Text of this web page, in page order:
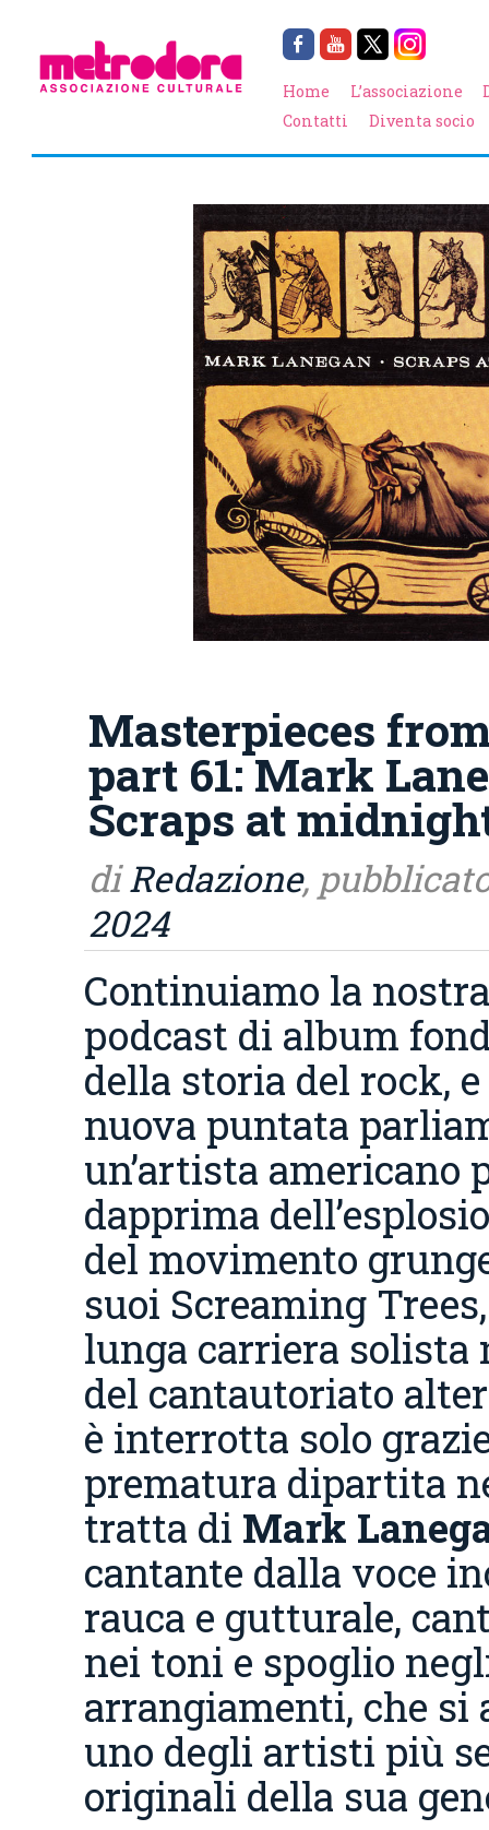
Home L’associazione
Contatti
Diventa socio
Masterpieces
part 61: Mark
Scraps at
diRedazione,
2024
Continuiamo la
podcast di album
della storia del rock,
nuova puntata
un’artista americano
dapprima
del movimento
suoi Screaming
lunga carriera solista
del cantautoriato
è interrotta solo
prematura dipartita
tratta di Mark
cantante dalla voce
rauca e gutturale,
nei toni e spoglio
arrangiamenti, che si
uno degli artisti più
originali della sua